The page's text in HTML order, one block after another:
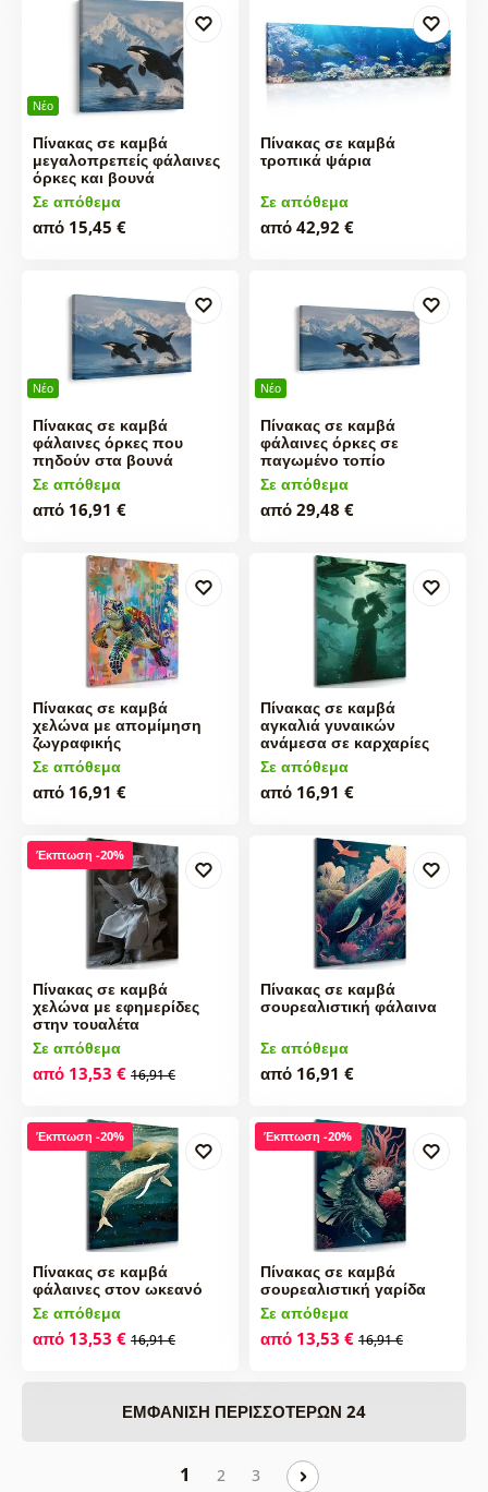
Νέο
Πίνακας σε καμβά
μεγαλοπρεπείς φάλαινες
όρκες και βουνά
Σε απόθεμα
από 15,45 €
Πίνακας σε καμβά
τροπικά ψάρια
Σε απόθεμα
από 42,92 €
Νέο
Πίνακας σε καμβά
φάλαινες όρκες που
πηδούν στα βουνά
Σε απόθεμα
από 16,91 €
Νέο
Πίνακας σε καμβά
φάλαινες όρκες σε
παγωμένο τοπίο
Σε απόθεμα
από 29,48 €
Πίνακας σε καμβά
χελώνα με απομίμηση
ζωγραφικής
Σε απόθεμα
από 16,91 €
Πίνακας σε καμβά
αγκαλιά γυναικών
ανάμεσα σε καρχαρίες
Σε απόθεμα
από 16,91 €
Έκπτωση -20%
Πίνακας σε καμβά
χελώνα με εφημερίδες
στην τουαλέτα
Σε απόθεμα
από 13,53 € 16,91 €
Πίνακας σε καμβά
σουρεαλιστική φάλαινα
Σε απόθεμα
από 16,91 €
Έκπτωση -20%
Πίνακας σε καμβά
φάλαινες στον ωκεανό
Σε απόθεμα
από 13,53 € 16,91 €
Έκπτωση -20%
Πίνακας σε καμβά
σουρεαλιστική γαρίδα
Σε απόθεμα
από 13,53 € 16,91 €
ΕΜΦΆΝΙΣΗ ΠΕΡΙΣΣΌΤΕΡΩΝ 24
1 2 3